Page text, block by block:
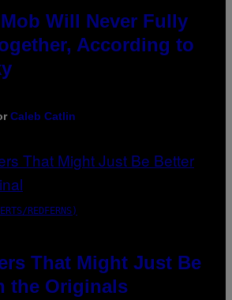
Will Never Fully
According to
Caleb Catlin
REDFERNS)
That Might Just Be
the Originals